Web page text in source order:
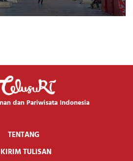
dan Pariwisata Indonesia
TENTANG
KIRIM TULISAN